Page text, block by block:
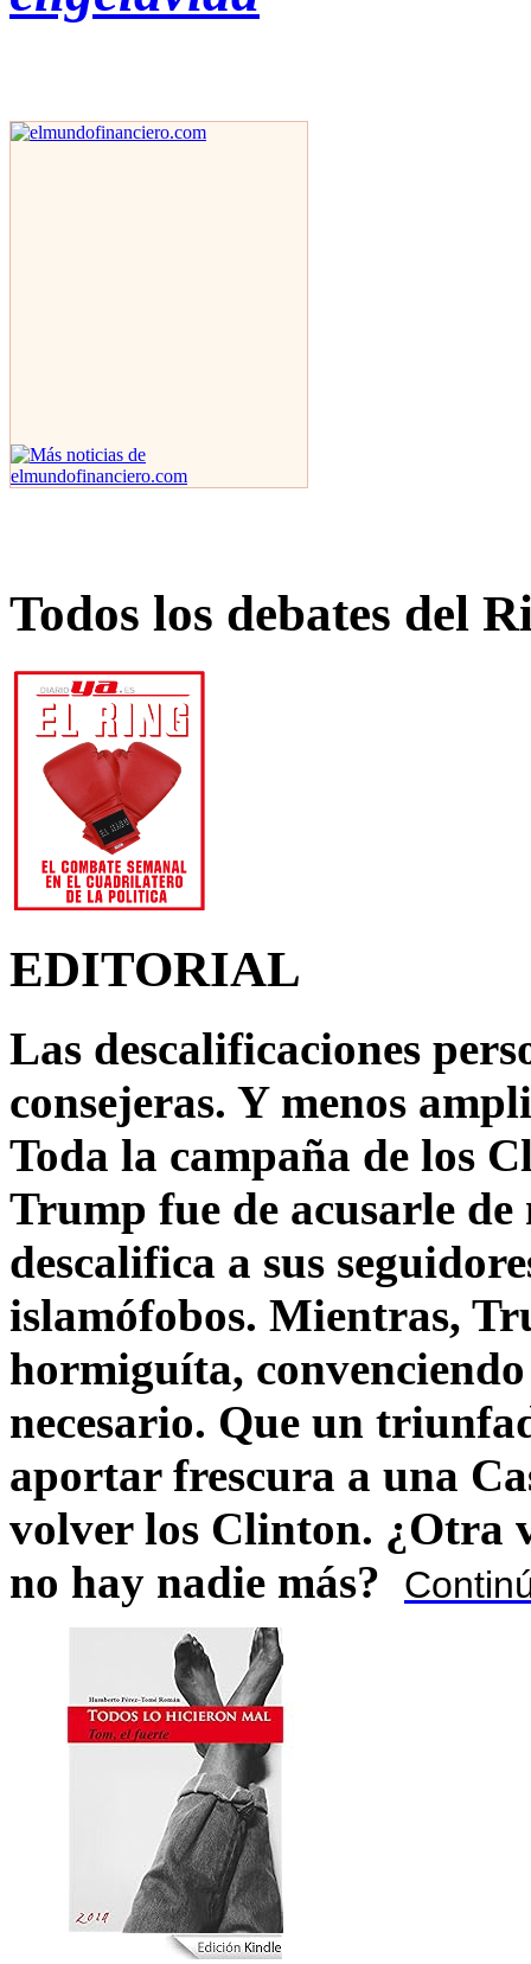
Todos los debates del
EDITORIAL
Las descalificaciones
consejeras. Y menos
Toda la campaña de los
Trump fue de acusarle
descalifica a sus
islamófobos. Mientras,
hormiguíta,
necesario. Que un
aportar frescura a una
volver los Clinton. ¿Otra
no hay nadie más?